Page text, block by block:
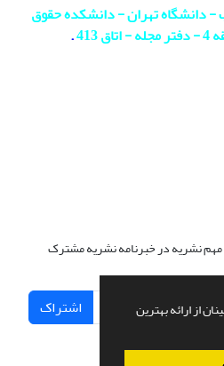
از ارائه بهترین
- دانشگاه تهران - دانشکده حقوق
413
.
مهم نشریه در خبرنامه نشریه مشترک
اشتراک